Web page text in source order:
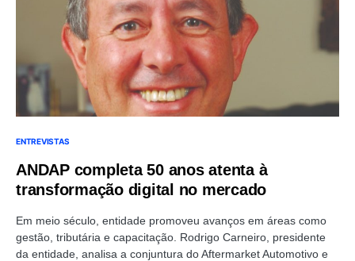
ENTREVISTAS
ANDAP completa 50 anos atenta à
transformação digital no mercado
Em meio século, entidade promoveu avanços em áreas como
gestão, tributária e capacitação. Rodrigo Carneiro, presidente
da entidade, analisa a conjuntura do Aftermarket Automotivo e